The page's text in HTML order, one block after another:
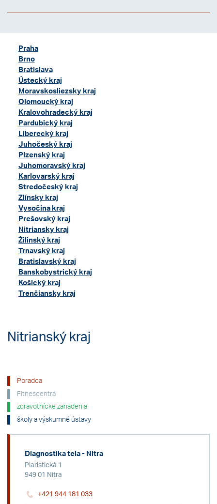
Praha
Brno
Bratislava
Ústecký kraj
Moravskosliezsky kraj
Olomoucký kraj
Kralovohradecký kraj
Pardubický kraj
Liberecký kraj
Juhočeský kraj
Plzenský kraj
Juhomoravský kraj
Karlovarský kraj
Stredočeský kraj
Zlínsky kraj
Vysočina kraj
Prešovský kraj
Nitriansky kraj
Žilinský kraj
Trnavský kraj
Bratislavský kraj
Banskobystrický kraj
Košický kraj
Trenčiansky kraj
Nitrianský kraj
Poradca
Fitnescentrá
zdravotnícke zariadenia
školy a výskumné ústavy
Diagnostika tela - Nitra
Piaristická 1
949 01 Nitra
+421 944 181 033